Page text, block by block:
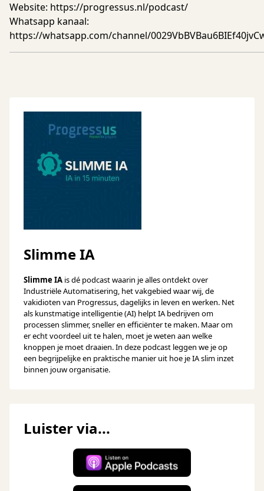
Website: https://progressus.nl/podcast/
Whatsapp kanaal:
https://whatsapp.com/channel/
Slimme IA
Slimme IA is dé podcast waarin je alles ontdekt over
Industriële Automatisering, het vakgebied waar wij, de
vakidioten van Progressus, dagelijks in leven en werken. Net
als kunstmatige intelligentie (AI) helpt IA bedrijven om
processen slimmer, sneller en efficiënter te maken. Maar om
er echt voordeel uit te halen, moet je weten aan welke
knoppen je moet draaien. In deze podcast leggen we je op
een begrijpelijke en praktische manier uit hoe je IA slim inzet
binnen jouw organisatie.
Luister via...